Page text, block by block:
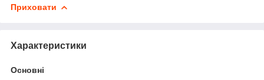
Приховати
Характеристики
Основні